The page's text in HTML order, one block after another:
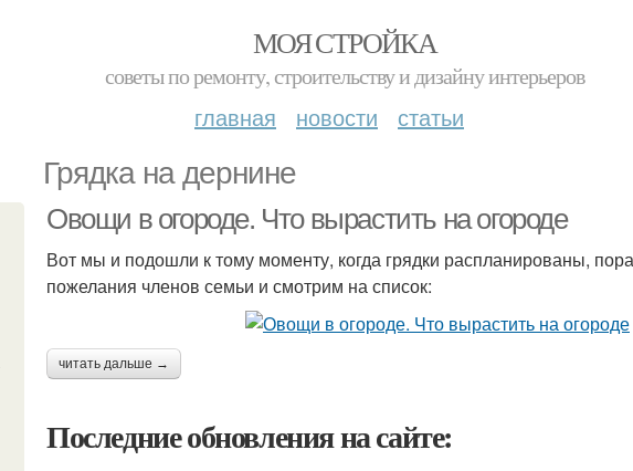
МОЯ СТРОЙКА
советы по ремонту, строительству и дизайну интерьеров
главная новости статьи
Грядка на дернине
Овощи в огороде. Что вырастить на огороде
Вот мы и подошли к тому моменту, когда грядки распланированы,
пожелания членов семьи и смотрим на список:
читать дальше →
Последние обновления на сайте: